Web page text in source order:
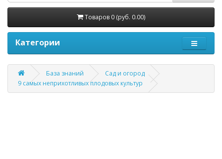
Товаров 0 (руб. 0.00)
Категории
База знаний
Сад и огород
9 самых неприхотливых плодовых культур